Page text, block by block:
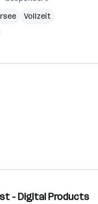
Vollzeit
- Digital Products